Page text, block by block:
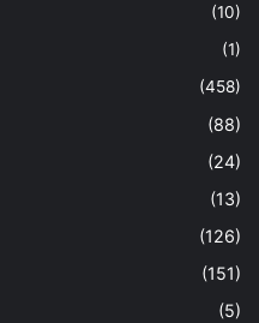
(10)
(1)
(458)
(88)
(24)
(13)
(126)
(151)
(5)